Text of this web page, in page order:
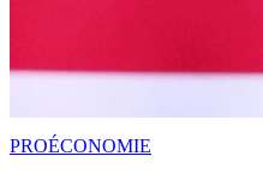
PROÉCONOMIE